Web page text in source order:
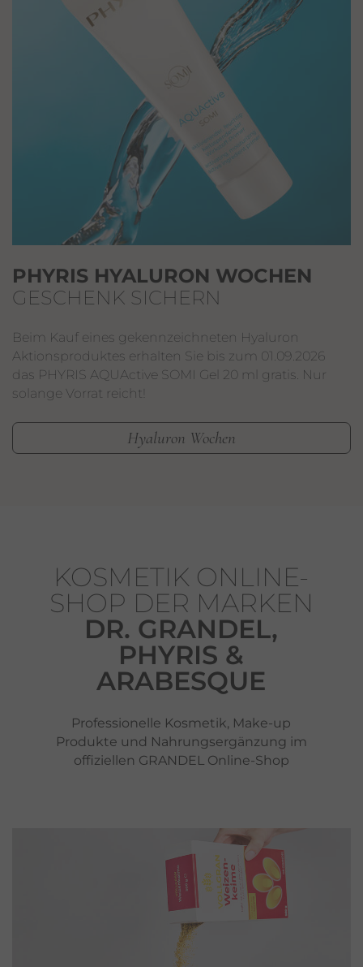
PHYRIS HYALURON WOCHEN
GESCHENK SICHERN
Beim Kauf eines gekennzeichneten Hyaluron
Aktionsproduktes erhalten Sie bis zum 01.09.2026
das PHYRIS AQUActive SOMI Gel 20 ml gratis. Nur
solange Vorrat reicht!
Hyaluron Wochen
KOSMETIK ONLINE-
SHOP DER MARKEN
DR. GRANDEL,
PHYRIS &
ARABESQUE
Professionelle Kosmetik, Make-up
Produkte und Nahrungsergänzung im
offiziellen GRANDEL Online-Shop